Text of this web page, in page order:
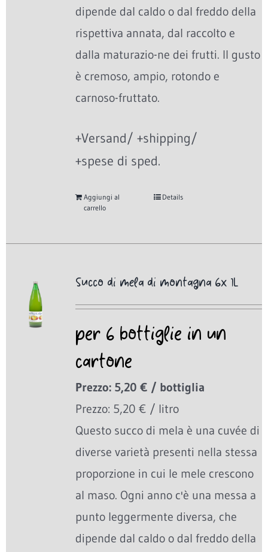
dipende dal caldo o dal freddo della
rispettiva annata, dal raccolto e
dalla maturazio-ne dei frutti. Il gusto
è cremoso, ampio, rotondo e
carnoso-fruttato.
+Versand/ +shipping/
+spese di sped.
Aggiungi al
carrello
Details
Succo di mela di montagna 6x 1L
per 6 bottiglie in un
cartone
Prezzo: 5,20 € / bottiglia
Prezzo: 5,20 € / litro
Questo succo di mela è una cuvée di
diverse varietà presenti nella stessa
proporzione in cui le mele crescono
al maso. Ogni anno c'è una messa a
punto leggermente diversa, che
dipende dal caldo o dal freddo della